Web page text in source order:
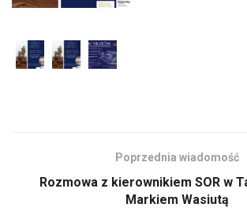
Poprzednia wiadomość
Rozmowa z kierownikiem SOR w
Markiem Wasiutą